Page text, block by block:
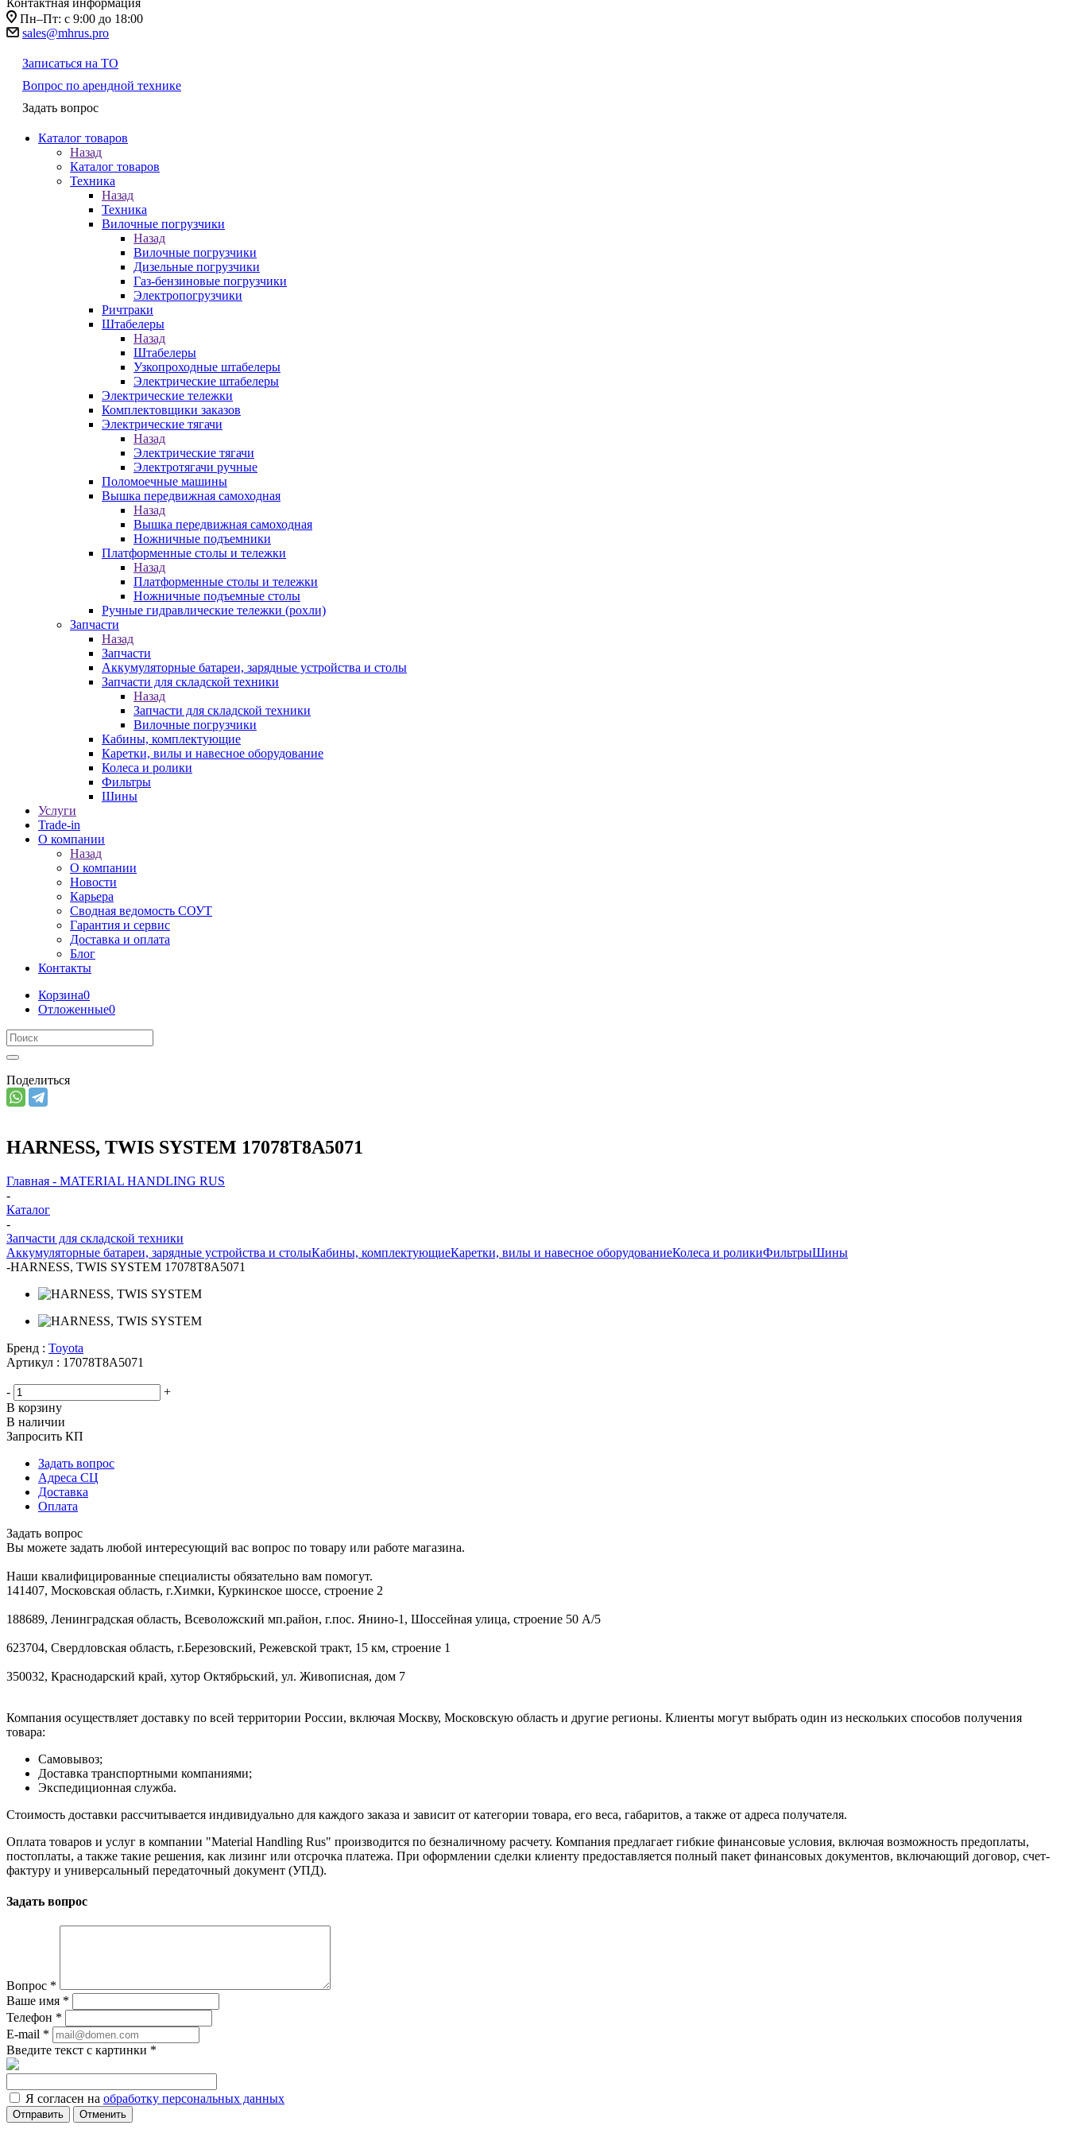
Контактная информация
Пн–Пт: с 9:00 до 18:00
sales@mhrus.pro
Записаться на ТО
Вопрос по арендной технике
Задать вопрос
Каталог товаров
Назад
Каталог товаров
Техника
Назад
Техника
Вилочные погрузчики
Назад
Вилочные погрузчики
Дизельные погрузчики
Газ-бензиновые погрузчики
Электропогрузчики
Ричтраки
Штабелеры
Назад
Штабелеры
Узкопроходные штабелеры
Электрические штабелеры
Электрические тележки
Комплектовщики заказов
Электрические тягачи
Назад
Электрические тягачи
Электротягачи ручные
Поломоечные машины
Вышка передвижная самоходная
Назад
Вышка передвижная самоходная
Ножничные подъемники
Платформенные столы и тележки
Назад
Платформенные столы и тележки
Ножничные подъемные столы
Ручные гидравлические тележки (рохли)
Запчасти
Назад
Запчасти
Аккумуляторные батареи, зарядные устройства и столы
Запчасти для складской техники
Назад
Запчасти для складской техники
Вилочные погрузчики
Кабины, комплектующие
Каретки, вилы и навесное оборудование
Колеса и ролики
Фильтры
Шины
Услуги
Trade-in
О компании
Назад
О компании
Новости
Карьера
Сводная ведомость СОУТ
Гарантия и сервис
Доставка и оплата
Блог
Контакты
Корзина0
Отложенные0
Поделиться
HARNESS, TWIS SYSTEM 17078T8A5071
Главная - MATERIAL HANDLING RUS
-
Каталог
-
Запчасти для складской техники
Аккумуляторные батареи, зарядные устройства и столыКабины, комплектующиеКаретки, вилы и навесное оборудованиеКолеса и роликиФильтрыШины
-HARNESS, TWIS SYSTEM 17078T8A5071
Бренд : Toyota
Артикул : 17078T8A5071
-
+
В корзину
В наличии
Запросить КП
Задать вопрос
Адреса СЦ
Доставка
Оплата
Задать вопрос
Вы можете задать любой интересующий вас вопрос по товару или работе магазина.
Наши квалифицированные специалисты обязательно вам помогут.
141407, Московская область, г.Химки, Куркинское шоссе, строение 2
188689, Ленинградская область, Всеволожский мп.район, г.пос. Янино-1, Шоссейная улица, строение 50 А/5
623704, Свердловская область, г.Березовский, Режевской тракт, 15 км, строение 1
350032, Краснодарский край, хутор Октябрьский, ул. Живописная, дом 7
Компания осуществляет доставку по всей территории России, включая Москву, Московскую область и другие регионы. Клиенты могут выбрать один из нескольких способов получения
товара:
Самовывоз;
Доставка транспортными компаниями;
Экспедиционная служба.
Стоимость доставки рассчитывается индивидуально для каждого заказа и зависит от категории товара, его веса, габаритов, а также от адреса получателя.
Оплата товаров и услуг в компании "Material Handling Rus" производится по безналичному расчету. Компания предлагает гибкие финансовые условия, включая возможность предоплаты,
постоплаты, а также такие решения, как лизинг или отсрочка платежа. При оформлении сделки клиенту предоставляется полный пакет финансовых документов, включающий договор, счет-
фактуру и универсальный передаточный документ (УПД).
Задать вопрос
Вопрос *
Ваше имя *
Телефон *
E-mail *
Введите текст с картинки *
Я согласен на обработку персональных данных
Отменить